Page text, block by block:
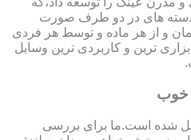
دسته های در دو طرف صورت
و از هر ماده و توسط هر فردی
ترین و کاربردی ترین وسایل
خوب
شده است.ما برای بررسی